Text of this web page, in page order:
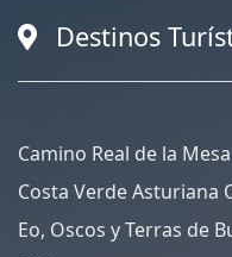
Destinos
Camino Real de la Mesa
Costa Verde Asturiana
Eo, Oscos y Terras de